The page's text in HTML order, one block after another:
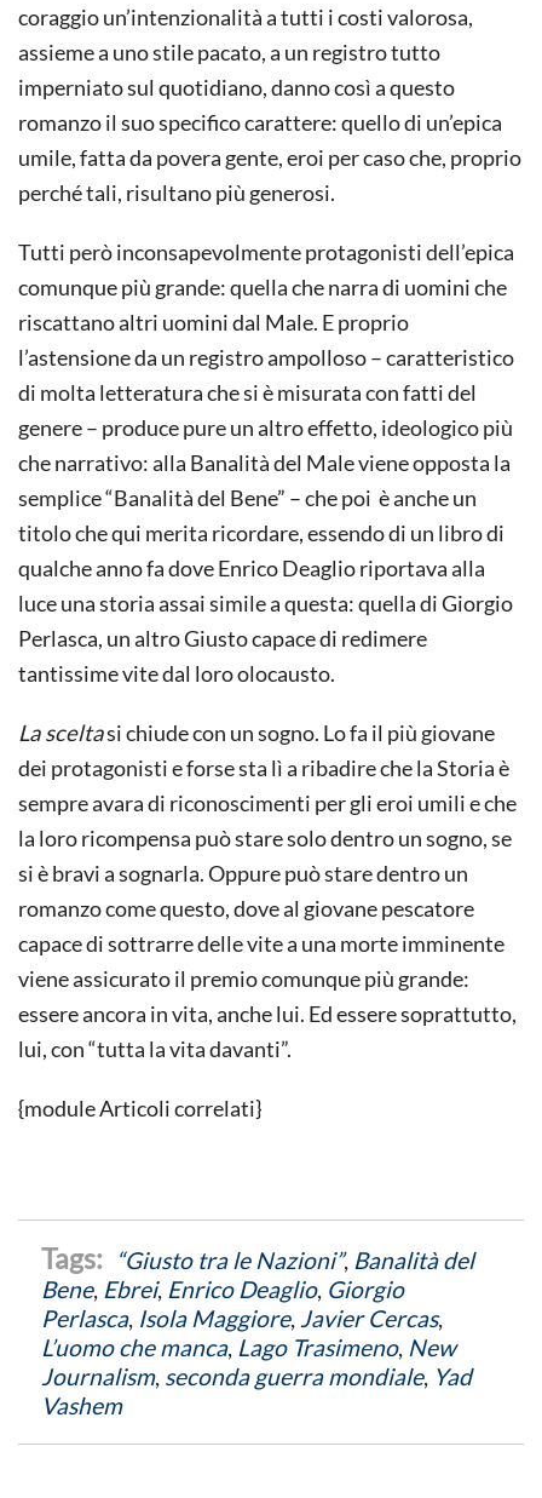
coraggio un’intenzionalità a tutti i costi valorosa,
assieme a uno stile pacato, a un registro tutto
imperniato sul quotidiano, danno così a questo
romanzo il suo specifico carattere: quello di un’epica
umile, fatta da povera gente, eroi per caso che, proprio
perché tali, risultano più generosi.
Tutti però inconsapevolmente protagonisti dell’epica
comunque più grande: quella che narra di uomini che
riscattano altri uomini dal Male. E proprio
l’astensione da un registro ampolloso – caratteristico
di molta letteratura che si è misurata con fatti del
genere – produce pure un altro effetto, ideologico più
che narrativo: alla Banalità del Male viene opposta la
semplice “Banalità del Bene” – che poi è anche un
titolo che qui merita ricordare, essendo di un libro di
qualche anno fa dove Enrico Deaglio riportava alla
luce una storia assai simile a questa: quella di Giorgio
Perlasca, un altro Giusto capace di redimere
tantissime vite dal loro olocausto.
La sceltasi chiude con un sogno. Lo fa il più giovane
dei protagonisti e forse sta lì a ribadire che la Storia è
sempre avara di riconoscimenti per gli eroi umili e che
la loro ricompensa può stare solo dentro un sogno, se
si è bravi a sognarla. Oppure può stare dentro un
romanzo come questo, dove al giovane pescatore
capace di sottrarre delle vite a una morte imminente
viene assicurato il premio comunque più grande:
essere ancora in vita, anche lui. Ed essere soprattutto,
lui, con “tutta la vita davanti”.
{module Articoli correlati}
“Giusto tra le Nazioni”, Banalità del
Bene, Ebrei, Enrico Deaglio, Giorgio
Perlasca, Isola Maggiore, Javier Cercas,
L’uomo che manca, Lago Trasimeno, New
Journalism, seconda guerra mondiale, Yad
Vashem